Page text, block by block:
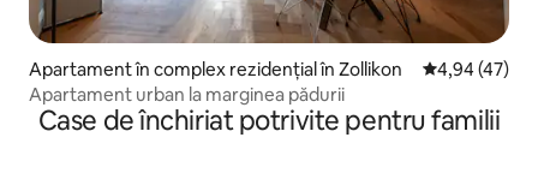
Apartament în complex rezidențial în Zollikon Scor mediu
4,94 (47)
Apartament urban la marginea pădurii
Case de închiriat potrivite pentru familii